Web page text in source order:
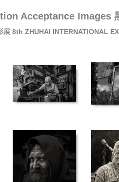
Acceptance Images
展 8th ZHUHAI INTERNATIONAL